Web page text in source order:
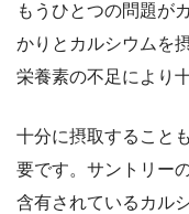
もうひとつの問題が
かりとカルシウムを
栄養素の不足により
十分に摂取すること
要です。サントリー
含有されているカル